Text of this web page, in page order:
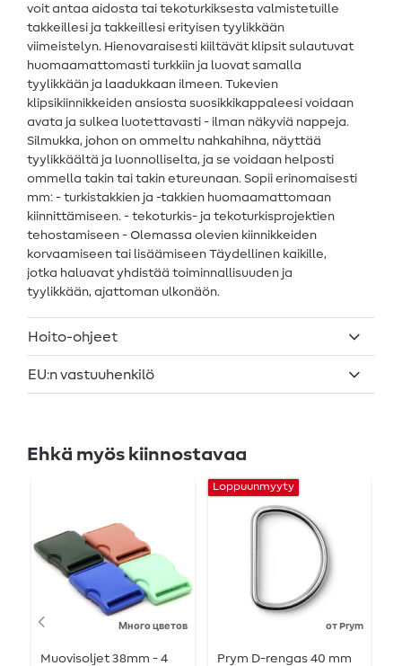
voit antaa aidosta tai tekoturkiksesta valmistetuille
takkeillesi ja takkeillesi erityisen tyylikkään
viimeistelyn. Hienovaraisesti kiiltävät klipsit sulautuvat
huomaamattomasti turkkiin ja luovat samalla
tyylikkään ja laadukkaan ilmeen. Tukevien
klipsikiinnikkeiden ansiosta suosikkikappaleesi voidaan
avata ja sulkea luotettavasti - ilman näkyviä nappeja.
Silmukka, johon on ommeltu nahkahihna, näyttää
tyylikkäältä ja luonnolliselta, ja se voidaan helposti
ommella takin tai takin etureunaan. Sopii erinomaisesti
mm: - turkistakkien ja -takkien huomaamattomaan
kiinnittämiseen. - tekoturkis- ja tekoturkisprojektien
tehostamiseen - Olemassa olevien kiinnikkeiden
korvaamiseen tai lisäämiseen Täydellinen kaikille,
jotka haluavat yhdistää toiminnallisuuden ja
tyylikkään, ajattoman ulkonäön.
Hoito-ohjeet
EU:n vastuuhenkilö
Ehkä myös kiinnostavaa
Много цветов
Muovisoljet 38mm - 4
от Prym
Loppuunmyyty
Prym D-rengas 40 mm